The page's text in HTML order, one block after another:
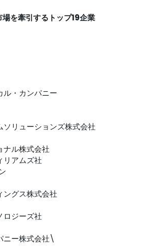
を牽引するトップ19企業
ル・カンパニー
ソリューションズ株式会社
ナル株式会社
リアムズ社
ングス株式会社
ロジーズ社
ニー株式会社\